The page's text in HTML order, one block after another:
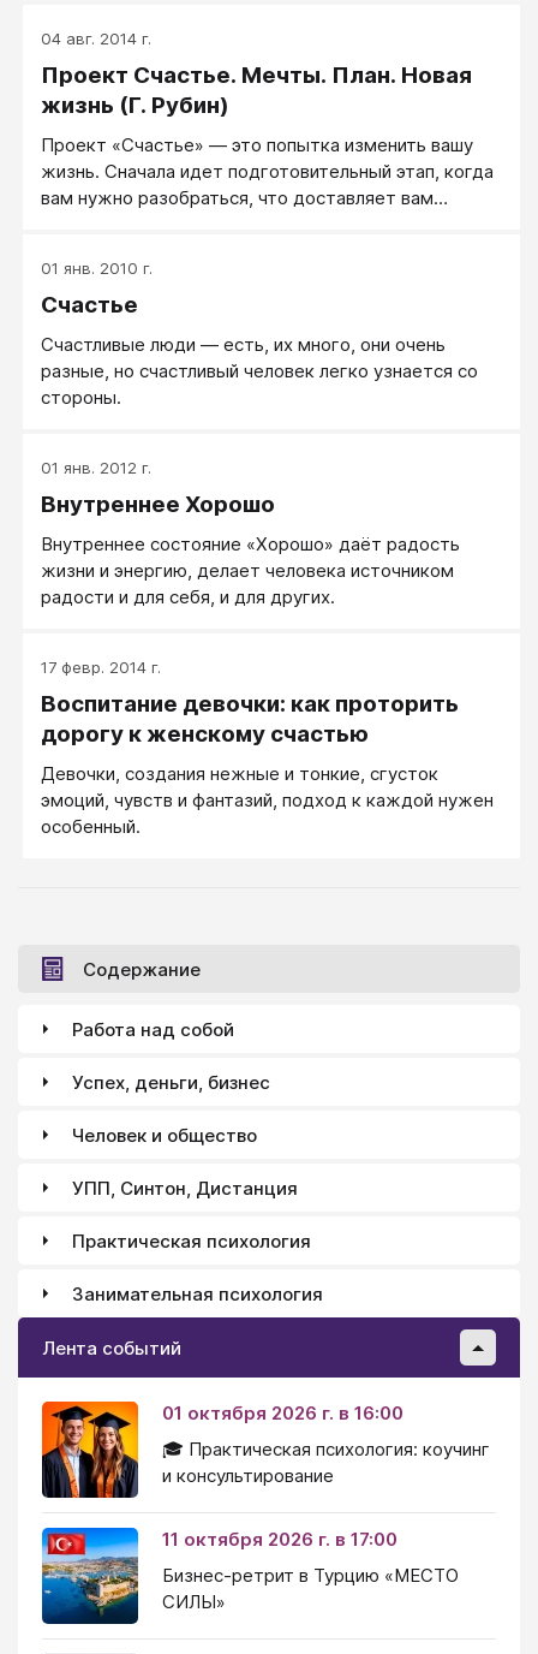
04 авг. 2014 г.
Проект Счастье. Мечты. План. Новая
жизнь (Г. Рубин)
Проект «Счастье» — это попытка изменить вашу
жизнь. Сначала идет подготовительный этап, когда
вам нужно разобраться, что доставляет вам
следует принять решения — наметить те
конкретные действия, которые сделают вас
часть — исполнение ваших решений. Эта книга
посвящена моему проекту, тому, что я делала и
чему научилась. Ваш проект будет другим, но почти
вам я регулярно публикую предложения в своем
найдете средства, которые помогут разработать и
исполнить ваш собственный проект.
01 янв. 2010 г.
Счастье
Счастливые люди — есть, их много, они очень
разные, но счастливый человек легко узнается со
стороны.
01 янв. 2012 г.
Внутреннее Хорошо
Внутреннее состояние «Хорошо» даёт радость
жизни и энергию, делает человека источником
радости и для себя, и для других.
17 февр. 2014 г.
Воспитание девочки: как проторить
дорогу к женскому счастью
Девочки, создания нежные и тонкие, сгусток
эмоций, чувств и фантазий, подход к каждой нужен
особенный.
Содержание
Работа над собой
Успех, деньги, бизнес
Человек и общество
УПП, Синтон, Дистанция
Практическая психология
Занимательная психология
Лента событий
01 октября 2026 г. в 16:00
🎓 Практическая психология: коучинг
и консультирование
11 октября 2026 г. в 17:00
Бизнес-ретрит в Турцию «МЕСТО
СИЛЫ»